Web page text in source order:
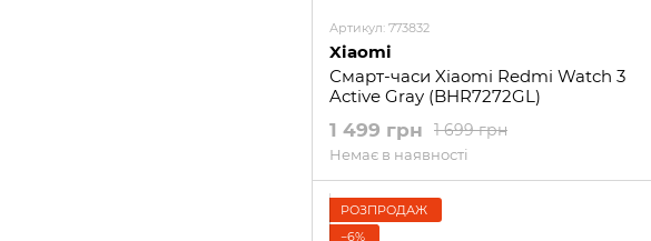
Артикул: 773832
Xiaomi
Смарт-часи Xiaomi Redmi Watch 3
Active Gray (BHR7272GL)
1 699 грн
1 499 грн
Немає в наявності
РОЗПРОДАЖ
−6%